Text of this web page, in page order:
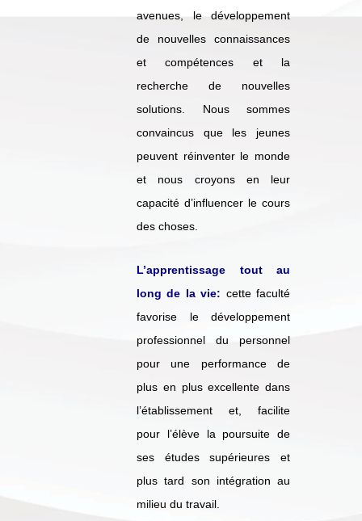
avenues, le développement
de nouvelles connaissances
et compétences et la
recherche de nouvelles
solutions. Nous sommes
convaincus que les jeunes
peuvent réinventer le monde
et nous croyons en leur
capacité d’influencer le cours
des choses.
L’apprentissage tout au
long de la vie: cette faculté
favorise le développement
professionnel du personnel
pour une performance de
plus en plus excellente dans
l’établissement et, facilite
pour l’élève la poursuite de
ses études supérieures et
plus tard son intégration au
milieu du travail.